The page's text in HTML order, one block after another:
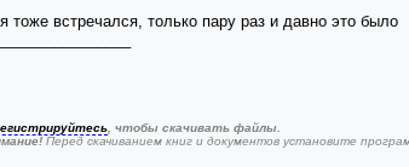
тоже встречался, только пару раз и давно это было
, чтобы скачивать файлы.
Перед скачиванием книг и документов установите